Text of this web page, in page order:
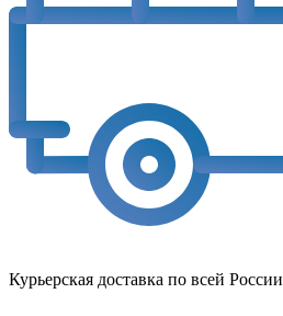
Курьерская доставка по всей России